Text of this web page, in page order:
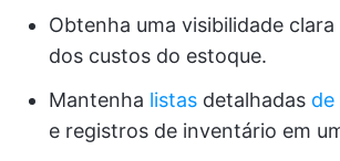
Obtenha uma visibilidade
dos custos do estoque.
Mantenha listas detalhadas
e registros de inventário em